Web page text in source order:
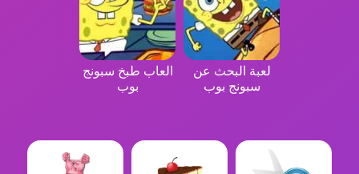
لعبة البحث عن
سبونج بوب
العاب طبخ سبونج
بوب